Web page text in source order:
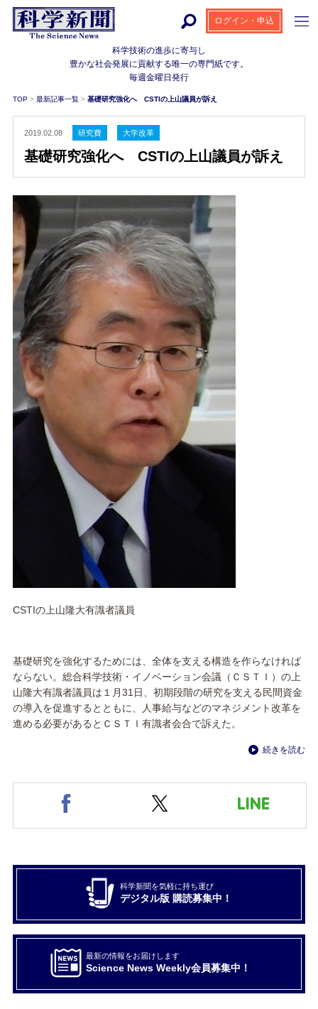
科学技術の進歩に寄与し
豊かな社会発展に貢献する唯一の専門紙です。
毎週金曜日発行
ログイン・申込
TOP > 最新記事一覧 > 基礎研究強化へ CSTIの上山議員が訴え
2019.02.08 研究費 大学改革
基礎研究強化へ CSTIの上山議員が訴え
CSTIの上山隆大有識者議員
基礎研究を強化するためには、全体を支える構造を作らなければ
ならない。総合科学技術・イノベーション会議（ＣＳＴＩ）の上
山隆大有識者議員は１月31日、初期段階の研究を支える民間資金
の導入を促進するとともに、人事給与などのマネジメント改革を
進める必要があるとＣＳＴＩ有識者会合で訴えた。
続きを読む
科学新聞を気軽に持ち運び
デジタル版 購読募集中！
最新の情報をお届けします
Science News Weekly会員募集中！